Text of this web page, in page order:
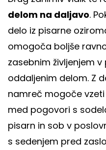
delom na daljavo.
delo iz pisarne
omogoča boljše
zasebnim življenjem
oddaljenim delom. Z
namreč mogoče
med pogovori s
pisarn in sob v
s sedenjem pred